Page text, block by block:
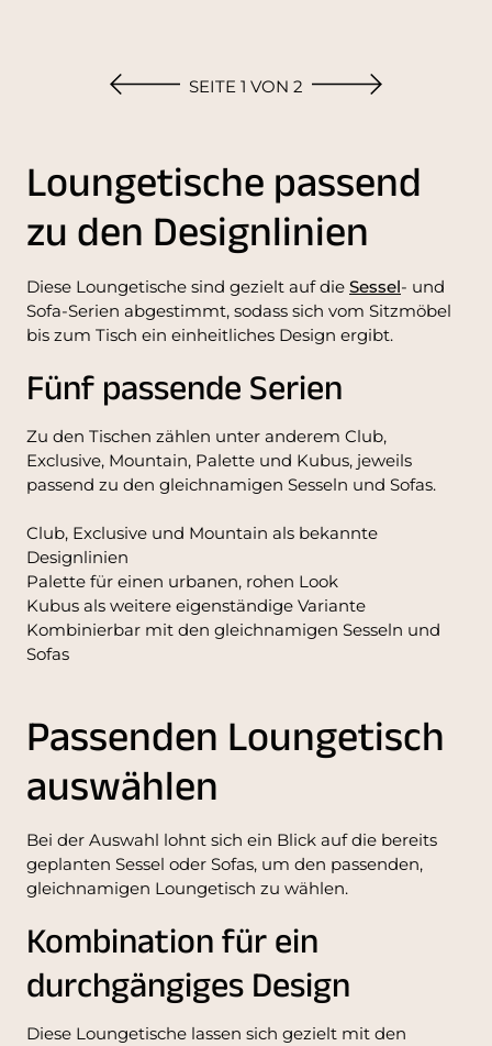
SEITE 1 VON 2
Loungetische passend
zu den Designlinien
Diese Loungetische sind gezielt auf die Sessel- und
Sofa-Serien abgestimmt, sodass sich vom Sitzmöbel
bis zum Tisch ein einheitliches Design ergibt.
Fünf passende Serien
Zu den Tischen zählen unter anderem Club,
Exclusive, Mountain, Palette und Kubus, jeweils
passend zu den gleichnamigen Sesseln und Sofas.
Club, Exclusive und Mountain als bekannte
Designlinien
Palette für einen urbanen, rohen Look
Kubus als weitere eigenständige Variante
Kombinierbar mit den gleichnamigen Sesseln und
Sofas
Passenden Loungetisch
auswählen
Bei der Auswahl lohnt sich ein Blick auf die bereits
geplanten Sessel oder Sofas, um den passenden,
gleichnamigen Loungetisch zu wählen.
Kombination für ein
durchgängiges Design
Diese Loungetische lassen sich gezielt mit den